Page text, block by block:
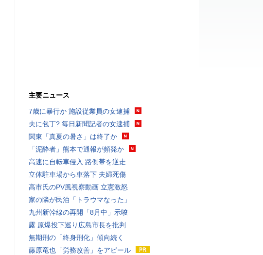
主要ニュース
7歳に暴行か 施設従業員の女逮捕
夫に包丁? 毎日新聞記者の女逮捕
関東「真夏の暑さ」は終了か
「泥酔者」熊本で通報が頻発か
高速に自転車侵入 路側帯を逆走
立体駐車場から車落下 夫婦死傷
高市氏のPV風視察動画 立憲激怒
家の隣が民泊「トラウマなった」
九州新幹線の再開「8月中」示唆
露 原爆投下巡り広島市長を批判
無期刑の「終身刑化」傾向続く
藤原竜也「労務改善」をアピール